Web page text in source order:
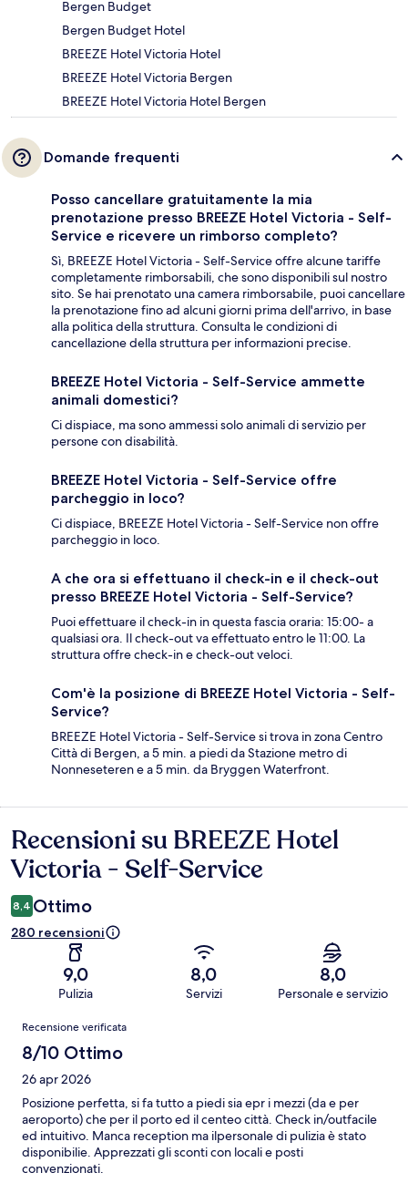
Bergen Budget
Bergen Budget Hotel
BREEZE Hotel Victoria Hotel
BREEZE Hotel Victoria Bergen
BREEZE Hotel Victoria Hotel Bergen
Domande frequenti
Posso cancellare gratuitamente la mia
prenotazione presso BREEZE Hotel Victoria - Self-
Service e ricevere un rimborso completo?
Sì, BREEZE Hotel Victoria - Self-Service offre alcune tariffe
completamente rimborsabili, che sono disponibili sul nostro
sito. Se hai prenotato una camera rimborsabile, puoi cancellare
la prenotazione fino ad alcuni giorni prima dell'arrivo, in base
alla politica della struttura. Consulta le condizioni di
cancellazione della struttura per informazioni precise.
BREEZE Hotel Victoria - Self-Service ammette
animali domestici?
Ci dispiace, ma sono ammessi solo animali di servizio per
persone con disabilità.
BREEZE Hotel Victoria - Self-Service offre
parcheggio in loco?
Ci dispiace, BREEZE Hotel Victoria - Self-Service non offre
parcheggio in loco.
A che ora si effettuano il check-in e il check-out
presso BREEZE Hotel Victoria - Self-Service?
Puoi effettuare il check-in in questa fascia oraria: 15:00- a
qualsiasi ora. Il check-out va effettuato entro le 11:00. La
struttura offre check-in e check-out veloci.
Com'è la posizione di BREEZE Hotel Victoria - Self-
Service?
BREEZE Hotel Victoria - Self-Service si trova in zona Centro
Città di Bergen, a 5 min. a piedi da Stazione metro di
Nonneseteren e a 5 min. da Bryggen Waterfront.
Recensioni
Recensioni su BREEZE Hotel
Victoria - Self-Service
8,4 Ottimo
280 recensioni
9,0
Pulizia
8,0
Servizi
8,0
Personale e servizio
Recensioni
Recensione verificata
8/10 Ottimo
26 apr 2026
Posizione perfetta, si fa tutto a piedi sia epr i mezzi (da e per
aeroporto) che per il porto ed il centeo città. Check in/outfacile
ed intuitivo. Manca reception ma ilpersonale di pulizia è stato
disponibilie. Apprezzati gli sconti con locali e posti
convenzionati.